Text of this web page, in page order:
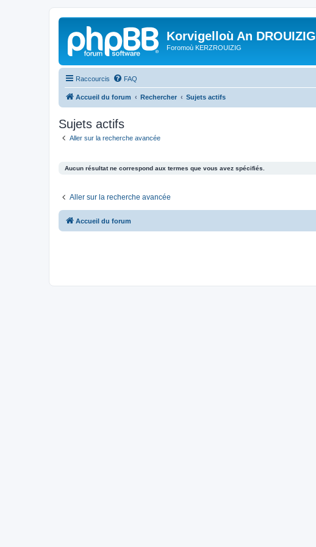
Korvigelloù An DROUIZIG
Foromoù KERZROUIZIG
Raccourcis FAQ
Accueil du forum Rechercher Sujets actifs
Sujets actifs
Aller sur la recherche avancée
Aucun résultat ne correspond aux termes que vous avez spécifiés.
Aller sur la recherche avancée
Accueil du forum